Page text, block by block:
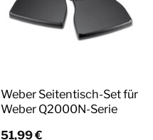
Weber Seitentisch-Set für
Weber Q2000N-Serie
51,99€